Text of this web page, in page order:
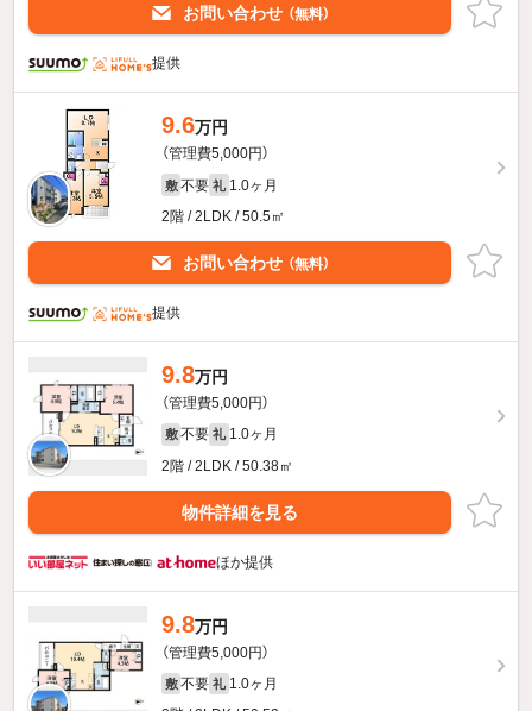
お問い合わせ （無料）
提供
9.6万円
（管理費5,000円）
敷 不要 礼 1.0ヶ月
2階 / 2LDK / 50.5㎡
お問い合わせ （無料）
提供
9.8万円
（管理費5,000円）
敷 不要 礼 1.0ヶ月
2階 / 2LDK / 50.38㎡
物件詳細を見る
ほか提供
9.8万円
（管理費5,000円）
敷 不要 礼 1.0ヶ月